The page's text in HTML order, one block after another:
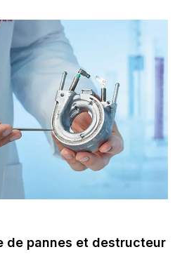
de pannes et destructeur